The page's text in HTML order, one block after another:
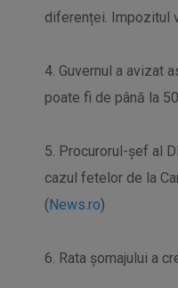
diferenței. Impozitul
4. Guvernul a avizat
poate fi de până la
5. Procurorul-şef al
cazul fetelor de la
(News.ro)
6. Rata șomajului a